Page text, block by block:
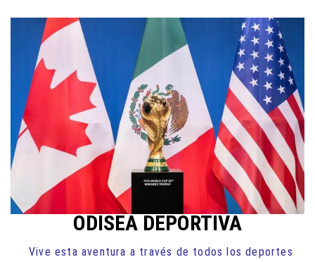
contenido
ODISEA DEPORTIVA
Vive esta aventura a través de todos los deportes